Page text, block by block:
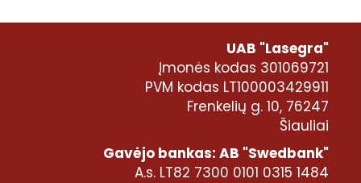
UAB "Lasegra"
Įmonės kodas 301069721
PVM kodas LT100003429911
Frenkelių g. 10, 76247
Šiauliai
Gavėjo bankas: AB "Swedbank"
A.s. LT82 7300 0101 0315 1484